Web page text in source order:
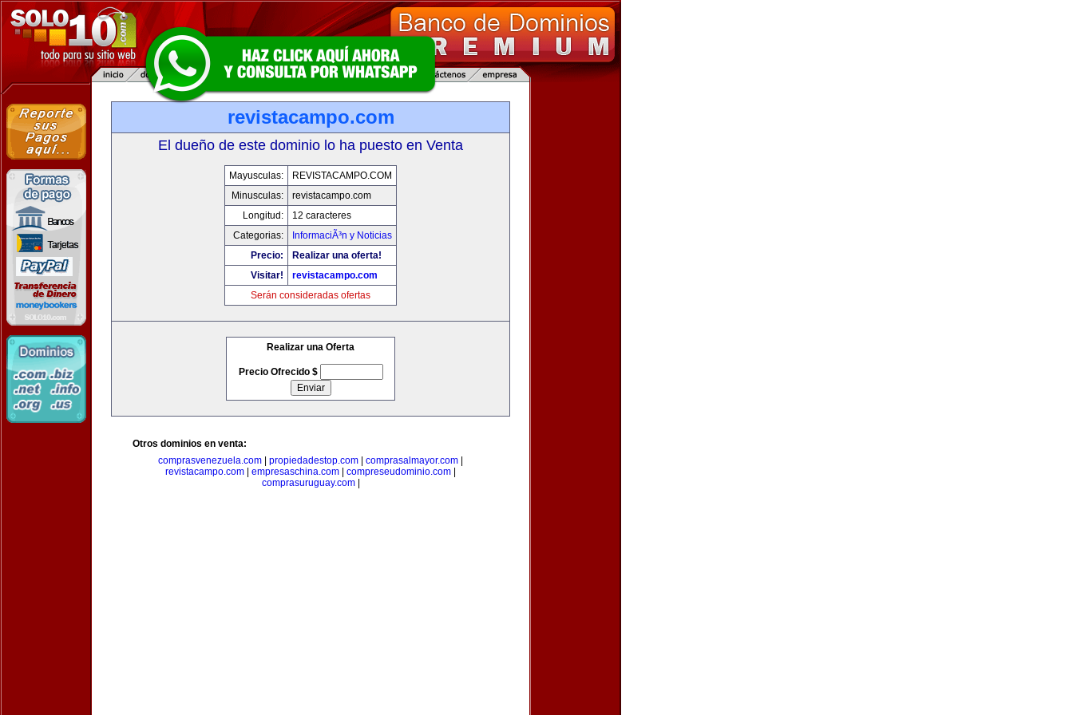
revistacampo.com
El dueño de este dominio lo ha puesto en Venta
Mayusculas:
REVISTACAMPO.COM
Minusculas:
revistacampo.com
Longitud:
12 caracteres
Categorias:
InformaciÃ³n y Noticias
Precio:
Realizar una oferta!
Visitar!
revistacampo.com
Serán consideradas ofertas
Realizar una Oferta
Precio Ofrecido $
Otros dominios en venta:
comprasvenezuela.com
propiedadestop.com comprasalmayor.com
revistacampo.com
empresaschina.com compreseudominio.com
comprasuruguay.com|